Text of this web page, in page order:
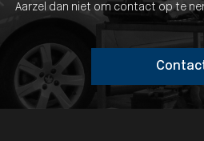
Aarzel dan niet om contact op te